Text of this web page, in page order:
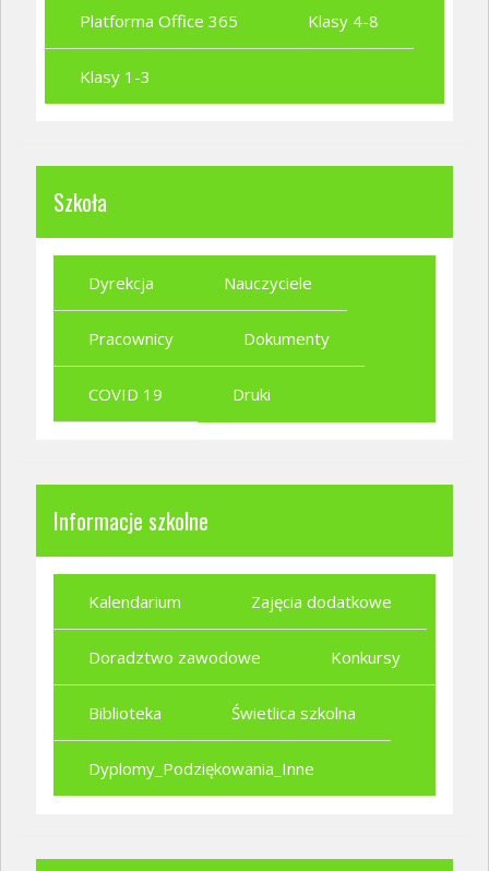
Platforma Office 365 Klasy 4-8
Klasy 1-3
Szkoła
Dyrekcja Nauczyciele
Pracownicy Dokumenty
COVID 19 Druki
Informacje szkolne
Kalendarium Zajęcia dodatkowe
Doradztwo zawodowe Konkursy
Biblioteka Świetlica szkolna
Dyplomy_Podziękowania_Inne